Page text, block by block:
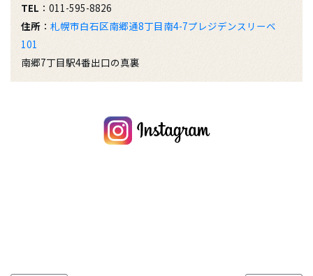
TEL ：011-595-8826
住所 ： 札幌市白石区南郷通8丁目南4-7プレジデンスリーベ
101
南郷7丁目駅4番出口の真裏